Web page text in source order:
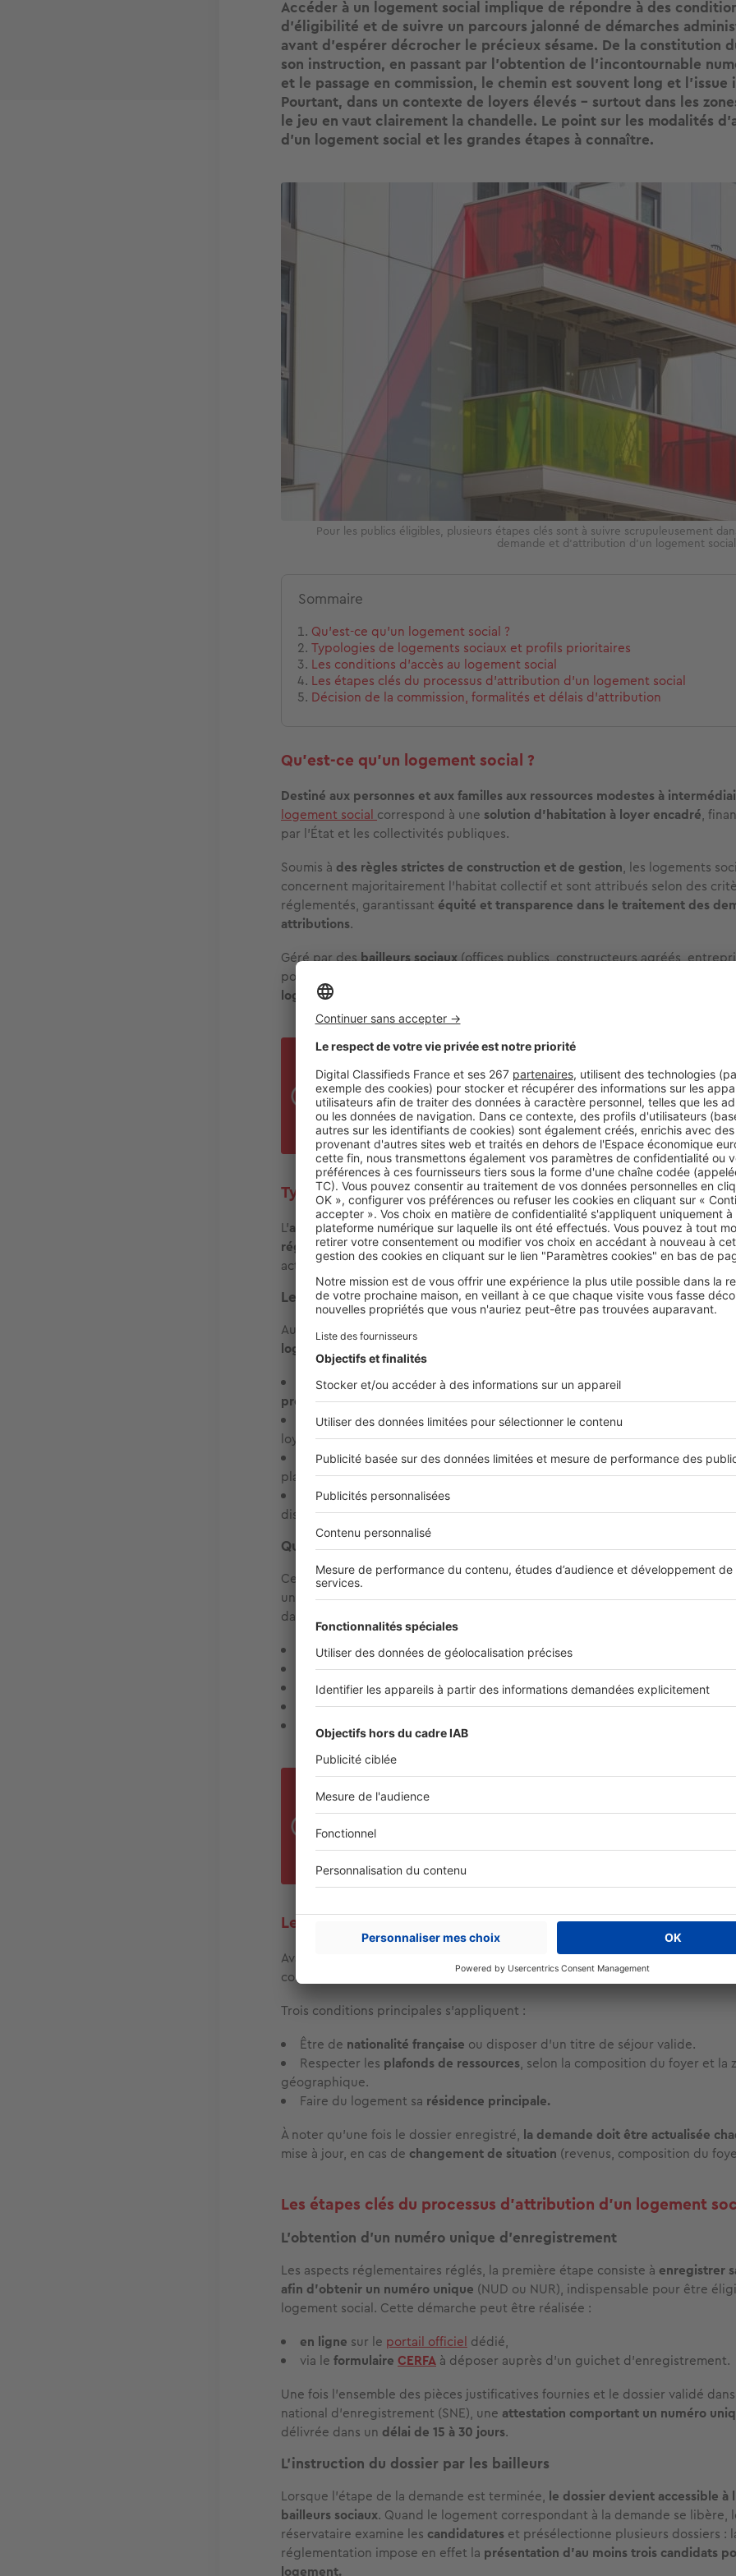
Accéder à un logement social implique de répondre à des
d’éligibilité et de suivre un parcours jalonné de démarches
avant d’espérer décrocher le précieux sésame. De la constitution
son instruction, en passant par l’obtention de l’incontournable
et le passage en commission, le chemin est souvent long et l’issue
Pourtant, dans un contexte de loyers élevés – surtout dans les
le jeu en vaut clairement la chandelle. Le point sur les modalités
d’un logement social et les grandes étapes à connaître.
Image
Pour les publics éligibles, plusieurs étapes clés sont à suivre scrupuleusement
demande et d'attribution d'un logement
Sommaire
Qu’est-ce qu’un logement social ?
Typologies de logements sociaux et profils prioritaires
Les conditions d’accès au logement social
Les étapes clés du processus d’attribution d’un logement social
Décision de la commission, formalités et délais d’attribution
Qu’est-ce qu’un logement social ?
Destiné aux personnes et aux familles aux ressources modestes à
logement social correspond à une solution d’habitation à loyer encadré,
par l’État et les collectivités publiques.
Soumis à des règles strictes de construction et de gestion, les logements
concernent majoritairement l’habitat collectif et sont attribués selon des
réglementés, garantissant équité et transparence dans le traitement des
attributions.
Géré par desbailleurs sociaux(offices publics, constructeurs agréés,
pour l’habitat…), le parc social a pour mission de
logement
Au 1 janvier 2025, la France compte environ 5,4 millions de
locatifs sociaux. En parallèle, plus de 2,6 millions de demandes
attente, ce qui illustre le déséquilibre entre l’offre et la demande
(Ministère de la Transition écologique).
Typologies de logements sociaux et profils prioritaires
L’accès au logement du parc socialprend notamment en compteplusieurs
réglementaires, comme les ressources, la composition familiale, les
actuelles ou la mobilité géographique.
Les principales catégories de logements sociaux
Au niveau des ressources, les
logement social
PLAI (Prêt locatif aidé d’intégration), destiné aux ménages en situation de
précarité.
PLUS (Prêt locatif à usage social), correspondant à la majorité des HLM
loyer modéré).
PLS (Prêt locatif social), pour les ménages aux revenus intermédiaires
plafonds HLM, sans permettre un accès facile au parc privé.
PLI (Prêt locatif intermédiaire)
disposant de revenus intermédiaires.
Quels sont les publics prioritaires ?
Certaines situations peuventaccélérer le traitement du dossier, sans pour
une attribution immédiate. À ce titre, le législateur identifie plusieurs publics
dans l’attribution des logements sociaux :
les personnesmal logées ousans logement,
lesvictimes de violences, notamment conjugales,
les personnes ensituation de handicap,
les ménages engrande précarité,
les personnes reconnues au titre du
Le droit au logement opposable (DALO) permet aux personnes mal
logées de saisir l’État, si leur demande reste sans réponse. En cas
décision favorable, une solution de logement doit être proposée en
priorité.
Les conditions d’accès au logement social
Avant même de constituer son dossier locatif et de faire la demande d’un
convient de
vérifier les conditions d’accès et son éligibilité.
Trois conditions principales s’appliquent :
Être de nationalité française ou disposer d’un titre de séjour valide.
Respecter les plafonds de ressources, selon la composition du foyer et la
géographique.
Faire du logement sa résidence principale.
À noter qu’une fois le dossier enregistré, la demande doit être actualisée
mise à jour, en cas de changement de situation (revenus, composition du
Les étapes clés du processus d’attribution d’un logement
L’obtention d’un numéro unique d’enregistrement
Les aspects réglementaires réglés, la première étape consiste à enregistrer
afin d’obtenir un numéro unique (NUD ou NUR), indispensable pour être
logement social. Cette démarche peut être réalisée :
en ligne sur le portail officiel dédié,
via le formulaire CERFA à déposer auprès d’un guichet d’enregistrement.
Une fois l’ensemble des pièces justificatives fournies et le dossier validé
national d’enregistrement (SNE), une attestation comportant un numéro
délivrée dans un délai de 15 à 30 jours.
L’instruction du dossier par les bailleurs
Lorsque l’étape de la demande est terminée, le dossier devient accessible à
bailleurs sociaux. Quand le logement correspondant à la demande se libère,
réservataire examine les candidatures et présélectionne plusieurs dossiers :
réglementation impose en effet la présentation d’au moins trois candidats
logement.